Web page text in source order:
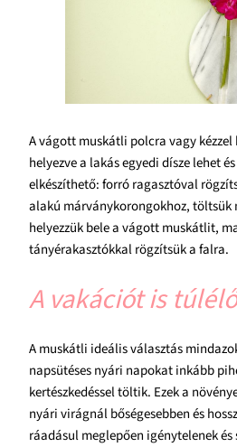
A vágott muskátli polcra vagy
helyezve a lakás egyedi dísze lehet
elkészíthető: forró ragasztóval
alakú márványkorongokhoz, töltsük
helyezzük bele a vágott muskátlit,
tányérakasztókkal rögzítsük a falra.
A vakációt is
A muskátli ideális választás
napsütéses nyári napokat inkább
kertészkedéssel töltik. Ezek a
nyári virágnál bőségesebben és
ráadásul meglepően igénytelenek és